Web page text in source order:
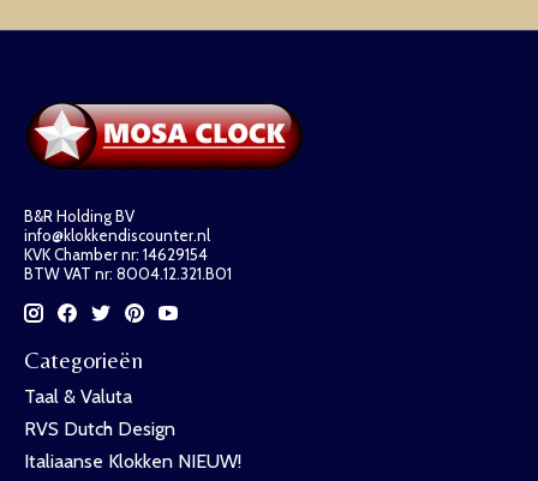
B&R Holding BV
info@klokkendiscounter.nl
KVK Chamber nr: 14629154
BTW VAT nr: 8004.12.321.B01
Categorieën
Taal & Valuta
RVS Dutch Design
Italiaanse Klokken NIEUW!